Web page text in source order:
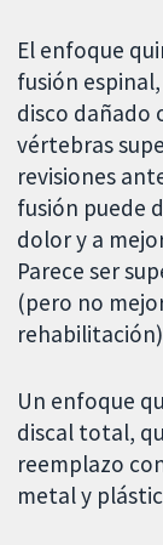
El enfoque
fusión
disco dañado
vértebras
revisiones
fusión puede
dolor y a
Parece ser
(pero no
Un enfoque
discal total,
reemplazo
metal y